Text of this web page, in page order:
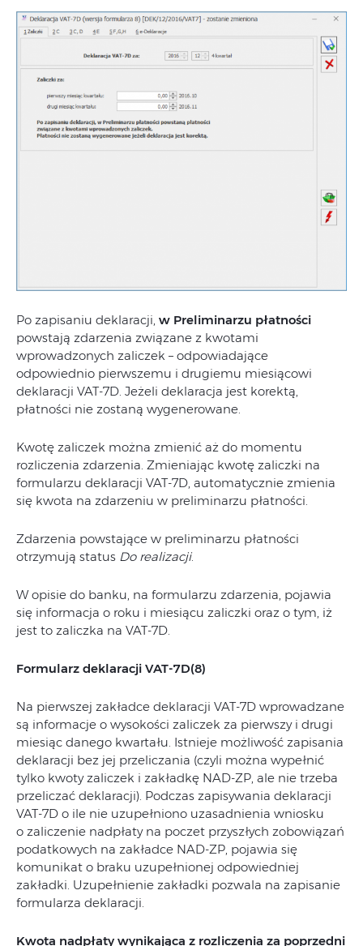
Po zapisaniu deklaracji, w Preliminarzu płatności
powstają zdarzenia związane z kwotami
wprowadzonych zaliczek – odpowiadające
odpowiednio pierwszemu i drugiemu miesiącowi
deklaracji VAT-7D. Jeżeli deklaracja jest korektą,
płatności nie zostaną wygenerowane.
Kwotę zaliczek można zmienić aż do momentu
rozliczenia zdarzenia. Zmieniając kwotę zaliczki na
formularzu deklaracji VAT-7D, automatycznie zmienia
się kwota na zdarzeniu w preliminarzu płatności.
Zdarzenia powstające w preliminarzu płatności
otrzymują status Do realizacji.
W opisie do banku, na formularzu zdarzenia, pojawia
się informacja o roku i miesiącu zaliczki oraz o tym, iż
jest to zaliczka na VAT-7D.
Formularz deklaracji VAT-7D(8)
Na pierwszej zakładce deklaracji VAT-7D wprowadzane
są informacje o wysokości zaliczek za pierwszy i drugi
miesiąc danego kwartału. Istnieje możliwość zapisania
deklaracji bez jej przeliczania (czyli można wypełnić
tylko kwoty zaliczek i zakładkę NAD-ZP, ale nie trzeba
przeliczać deklaracji). Podczas zapisywania deklaracji
VAT-7D o ile nie uzupełniono uzasadnienia wniosku
o zaliczenie nadpłaty na poczet przyszłych zobowiązań
podatkowych na zakładce NAD-ZP, pojawia się
komunikat o braku uzupełnionej odpowiedniej
zakładki. Uzupełnienie zakładki pozwala na zapisanie
formularza deklaracji.
Kwota nadpłaty wynikająca z rozliczenia za poprzedni